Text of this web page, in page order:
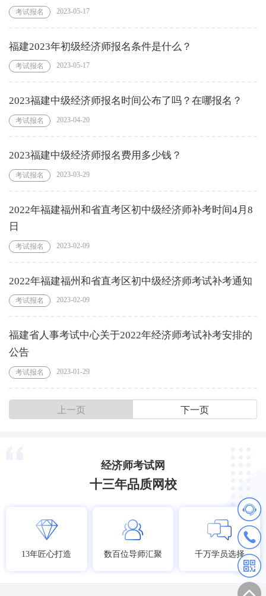
考试报名 2023-05-17
福建2023年初级经济师报名条件是什么？
考试报名 2023-05-17
2023福建中级经济师报名时间公布了吗？在哪报名？
考试报名 2023-04-20
2023福建中级经济师报名费用多少钱？
考试报名 2023-03-29
2022年福建福州和省直考区初中级经济师补考时间4月8
日
考试报名 2023-02-09
2022年福建福州和省直考区初中级经济师考试补考通知
考试报名 2023-02-09
福建省人事考试中心关于2022年经济师考试补考安排的
公告
考试报名 2023-01-29
上一页 下一页
经济师考试网
十三年品质网校
13年匠心打造 数百位导师汇聚 千万学员选择